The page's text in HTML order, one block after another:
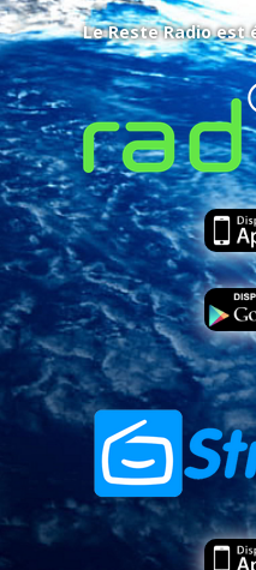
Le Reste Radio